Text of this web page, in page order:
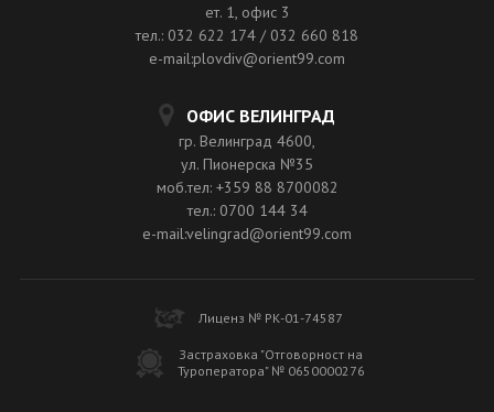
ет. 1, офис 3
тел.: 032 622 174 / 032 660 818
e-mail:plovdiv@orient99.com
ОФИС ВЕЛИНГРАД
гр. Велинград 4600,
ул. Пионерска №35
моб.тел: +359 88 8700082
тел.: 0700 144 34
e-mail:velingrad@orient99.com
Лиценз № РК-01-74587
Застраховка "Отговорност на
Туроператора" № 0650000276